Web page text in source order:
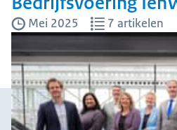
Mei 2025 7 artikelen